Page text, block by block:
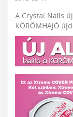
A Crystal Nails
KÖRÖMHAJÓ